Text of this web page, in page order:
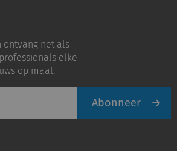
ontvang net als
elke
op maat.
Abonneer